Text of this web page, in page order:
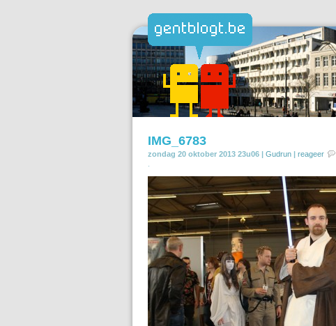
IMG_6783
zondag 20 oktober 2013 23u06 | Gudrun | reageer